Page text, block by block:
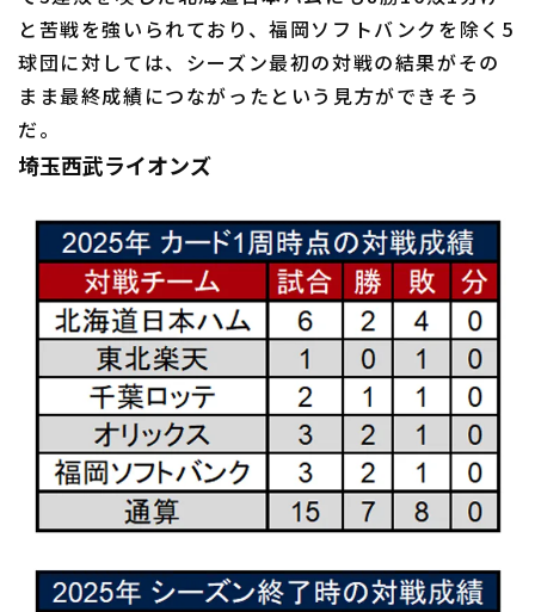
と苦戦を強いられており、福岡ソフトバンクを除く5
球団に対しては、シーズン最初の対戦の結果がその
まま最終成績につながったという見方ができそう
だ。
埼玉西武ライオンズ